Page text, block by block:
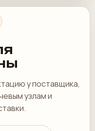
у поставщика,
узлам и